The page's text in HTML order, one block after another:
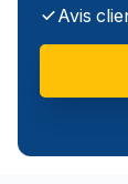
Avis